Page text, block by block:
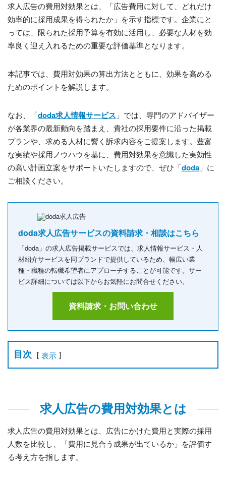
求人広告の費用対効果とは、「広告費用に対して、どれだけ
効率的に採用成果を得られたか」を示す指標です。企業にと
っては、限られた採用予算を有効に活用し、必要な人材を効
率良く迎え入れるための重要な評価基準となります。
本記事では、費用対効果の算出方法とともに、効果を高める
ためのポイントを解説します。
なお、「doda求人情報サービス 」では、専門のアドバイザー
が各業界の最新動向を踏まえ、貴社の採用要件に沿った掲載
プランや、求める人材に響く訴求内容をご提案します。豊富
な実績や採用ノウハウを基に、費用対効果を意識した実効性
の高い計画立案をサポートいたしますので、ぜひ「doda 」に
ご相談ください。
doda求人広告サービスの資料請求・相談はこちら
「doda」の求人広告掲載サービスでは、求人情報サービス・人
材紹介サービスを同ブランドで提供しているため、幅広い業
種・職種の転職希望者にアプローチすることが可能です。サー
ビス詳細については以下からお気軽にお問合せください。
資料請求・お問い合わせ
目次 [ 表示 ]
求人広告の費用対効果とは
求人広告の費用対効果とは、広告にかけた費用と実際の採用
人数を比較し、「費用に見合う成果が出ているか」を評価す
る考え方を指します。